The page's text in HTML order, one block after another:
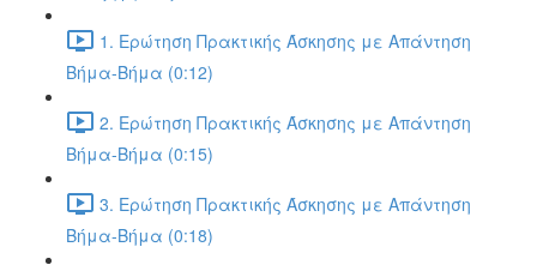
1. Ερώτηση Πρακτικής Άσκησης με Απάντηση
Βήμα-Βήμα (0:12)
2. Ερώτηση Πρακτικής Άσκησης με Απάντηση
Βήμα-Βήμα (0:15)
3. Ερώτηση Πρακτικής Άσκησης με Απάντηση
Βήμα-Βήμα (0:18)